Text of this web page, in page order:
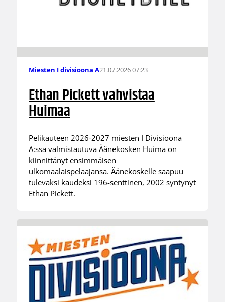
Miesten I divisioona A21.07.2026 07:23
Ethan Pickett vahvistaa
Huimaa
Pelikauteen 2026-2027 miesten I Divisioona
A:ssa valmistautuva Äänekosken Huima on
kiinnittänyt ensimmäisen
ulkomaalaispelaajansa. Äänekoskelle saapuu
tulevaksi kaudeksi 196-senttinen, 2002 syntynyt
Ethan Pickett.